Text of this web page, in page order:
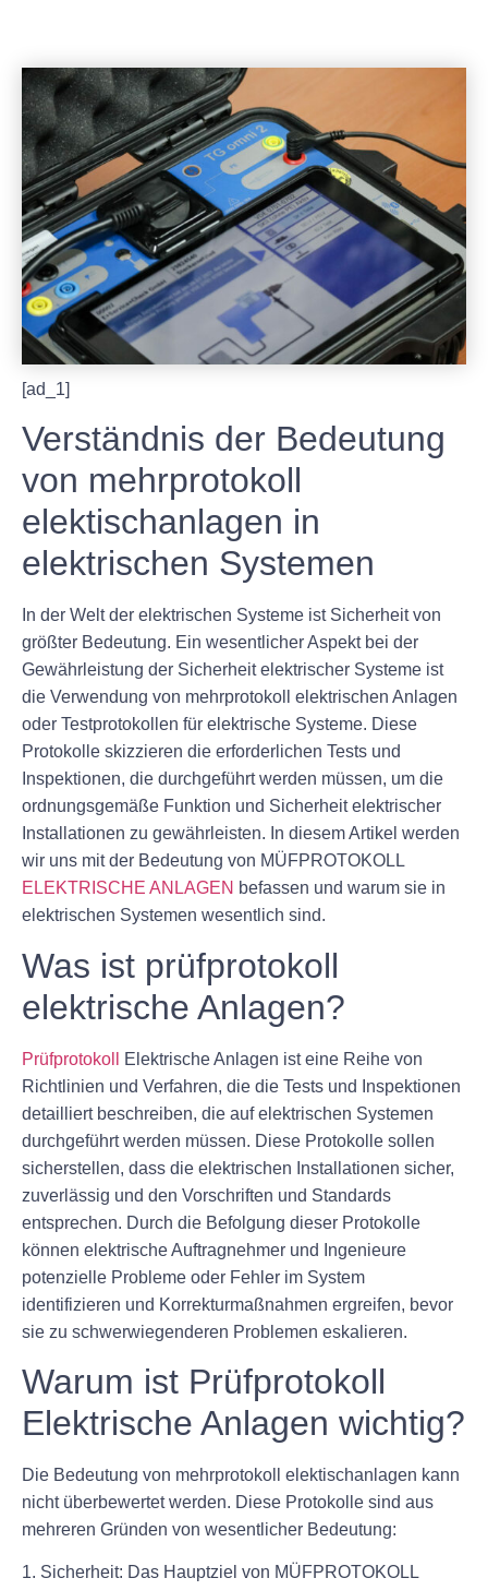
[ad_1]
Verständnis der Bedeutung
von mehrprotokoll
elektischanlagen in
elektrischen Systemen
In der Welt der elektrischen Systeme ist Sicherheit von
größter Bedeutung. Ein wesentlicher Aspekt bei der
Gewährleistung der Sicherheit elektrischer Systeme ist
die Verwendung von mehrprotokoll elektrischen Anlagen
oder Testprotokollen für elektrische Systeme. Diese
Protokolle skizzieren die erforderlichen Tests und
Inspektionen, die durchgeführt werden müssen, um die
ordnungsgemäße Funktion und Sicherheit elektrischer
Installationen zu gewährleisten. In diesem Artikel werden
wir uns mit der Bedeutung von MÜFPROTOKOLL
ELEKTRISCHE ANLAGEN befassen und warum sie in
elektrischen Systemen wesentlich sind.
Was ist prüfprotokoll
elektrische Anlagen?
Prüfprotokoll
Elektrische Anlagen ist eine Reihe von
Richtlinien und Verfahren, die die Tests und Inspektionen
detailliert beschreiben, die auf elektrischen Systemen
durchgeführt werden müssen. Diese Protokolle sollen
sicherstellen, dass die elektrischen Installationen sicher,
zuverlässig und den Vorschriften und Standards
entsprechen. Durch die Befolgung dieser Protokolle
können elektrische Auftragnehmer und Ingenieure
potenzielle Probleme oder Fehler im System
identifizieren und Korrekturmaßnahmen ergreifen, bevor
sie zu schwerwiegenderen Problemen eskalieren.
Warum ist Prüfprotokoll
Elektrische Anlagen wichtig?
Die Bedeutung von mehrprotokoll elektischanlagen kann
nicht überbewertet werden. Diese Protokolle sind aus
mehreren Gründen von wesentlicher Bedeutung:
1. Sicherheit: Das Hauptziel von MÜFPROTOKOLL